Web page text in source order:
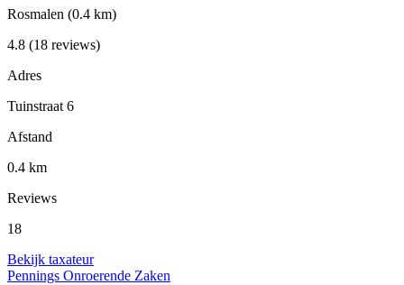
Rosmalen (0.4 km)
4.8 (18 reviews)
Adres
Tuinstraat 6
Afstand
0.4 km
Reviews
18
Bekijk taxateur
Pennings Onroerende Zaken